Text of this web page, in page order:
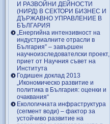
И РАЗВОЙНИ ДЕЙНОСТИ
(НИРД) В СЕКТОРИ БИЗНЕС И
ДЪРЖАВНО УПРАВЛЕНИЕ В
БЪЛГАРИЯ
„Енергийна интензивност на
индустриалните отрасли в
България” – завършен
научноизследователски проект,
приет от Научния съвет на
Института
Годишен доклад 2013
„Икономическо развитие и
политика в България: оценки и
очаквания“
Екологичната инфраструктура
(сегмент води) – фактор за
устойчиво развитие на